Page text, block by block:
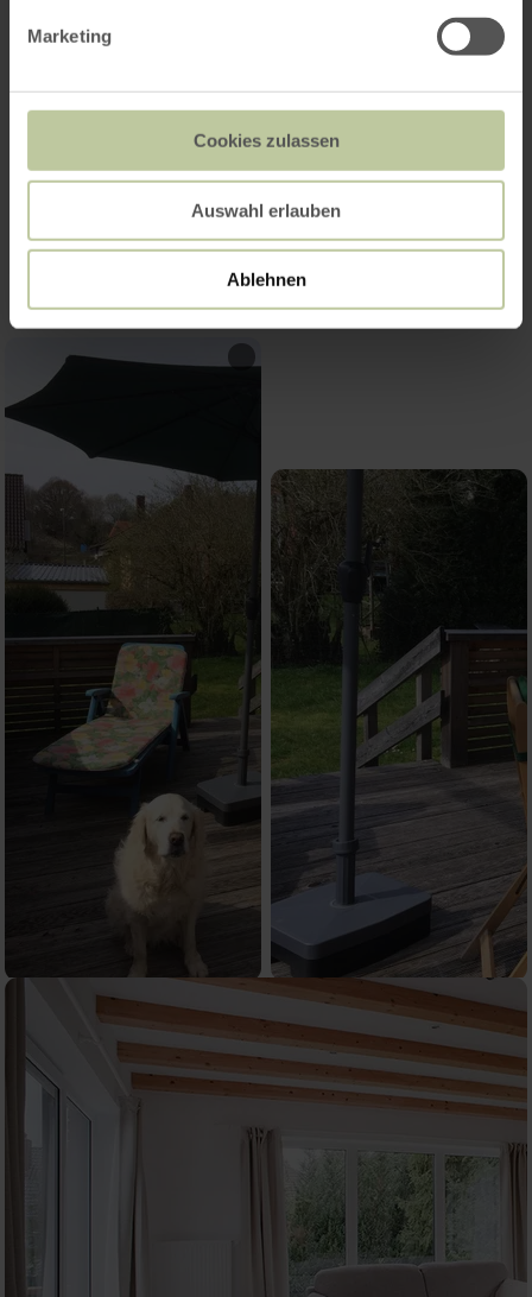
Marketing
Cookies zulassen
Auswahl erlauben
Ablehnen
Impressies